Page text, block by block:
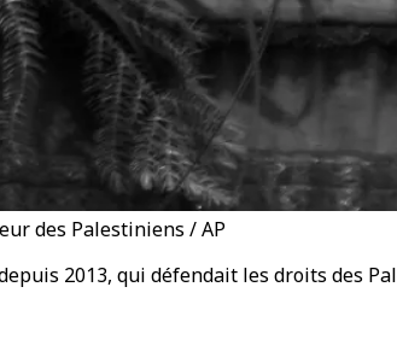
des Palestiniens / AP
2013, qui défendait les droits des